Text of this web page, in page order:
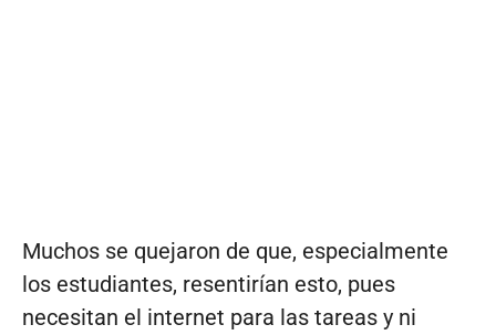
Muchos se quejaron de que, especialmente
los estudiantes, resentirían esto, pues
necesitan el internet para las tareas y ni